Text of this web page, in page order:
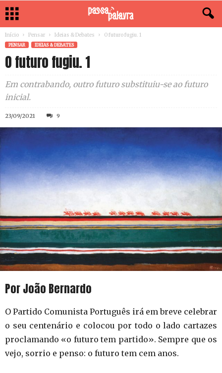
Início Pensar Ideias & Debates O futuro fugiu. 1
PENSAR IDEIAS & DEBATES
O futuro fugiu. 1
Em contrabando, outro futuro substituiu-se ao futuro
inicial.
23/09/2021 9
Por João Bernardo
O Partido Comunista Português irá em breve celebrar
o seu centenário e colocou por todo o lado cartazes
proclamando «o futuro tem partido». Sempre que os
vejo, sorrio e penso: o futuro tem cem anos.